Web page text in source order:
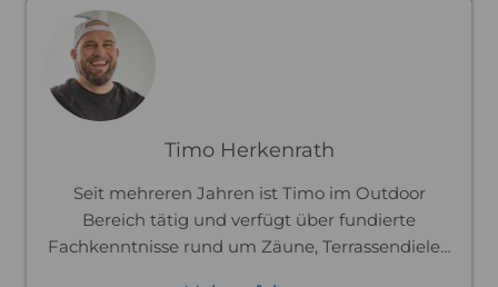
Timo Herkenrath
Seit mehreren Jahren ist Timo im Outdoor
Bereich tätig und verfügt über fundierte
Fachkenntnisse rund um Zäune, Terrassendielen